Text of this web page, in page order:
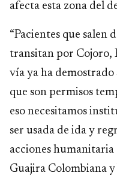
afecta esta zona del
“Pacientes que salen
transitan por Cojoro,
vía ya ha
que son permisos
eso necesitamos
ser usada de ida y
acciones humanitaria
Guajira Colombiana y